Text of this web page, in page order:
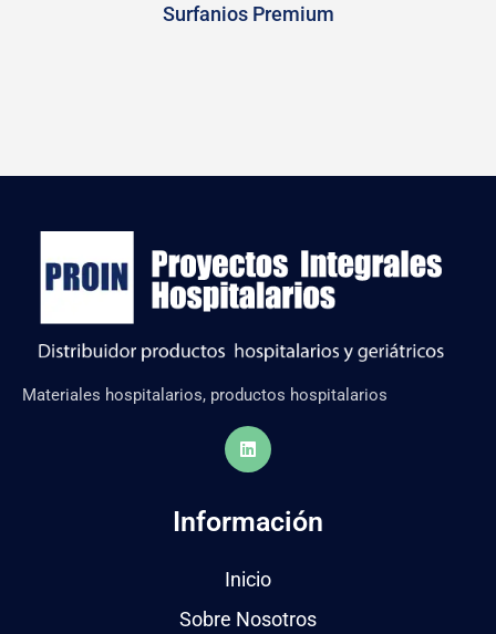
Surfanios Premium
Materiales hospitalarios, productos hospitalarios
Información
Inicio
Sobre Nosotros